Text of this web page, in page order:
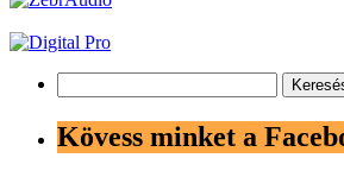
Kövess minket a